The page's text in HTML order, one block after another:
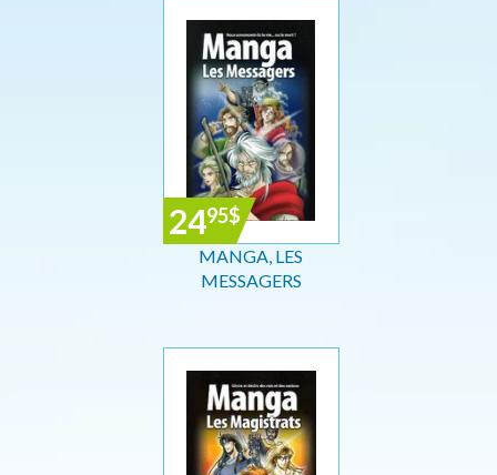
2495$
MANGA, LES
MESSAGERS